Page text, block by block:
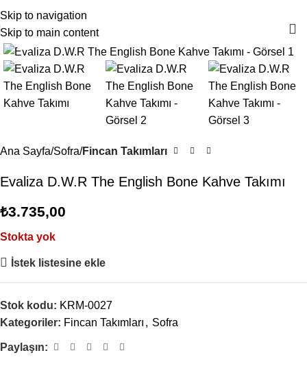
Skip to navigation
Skip to main content
Büyütmek için tıklayın
Ana Sayfa Sofra Fincan Takımları
Evaliza D.W.R The English Bone Kahve Takımı
₺3.735,00
Stokta yok
İstek listesine ekle
Stok kodu: KRM-0027
Kategoriler: Fincan Takımları , Sofra
Paylaşın: